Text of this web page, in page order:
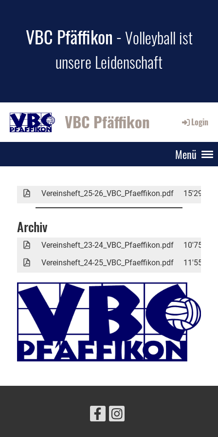
VBC Pfäffikon-Volleyball ist
unsere Leidenschaft
VBC Pfäffikon Login
Menü
Vereinsheft_25-26_VBC_Pfaeffikon.pdf 15'290 KB
Archiv
Vereinsheft_23-24_VBC_Pfaeffikon.pdf
10'755 KB
Vereinsheft_24-25_VBC_Pfaeffikon.pdf
11'550 KB